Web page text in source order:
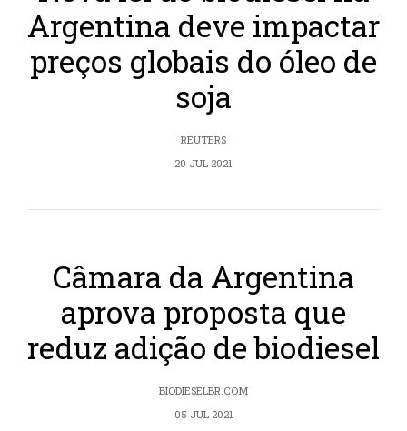
Argentina deve impactar
preços globais do óleo de
soja
REUTERS
20 JUL 2021
Câmara da Argentina
aprova proposta que
reduz adição de biodiesel
BIODIESELBR.COM
05 JUL 2021